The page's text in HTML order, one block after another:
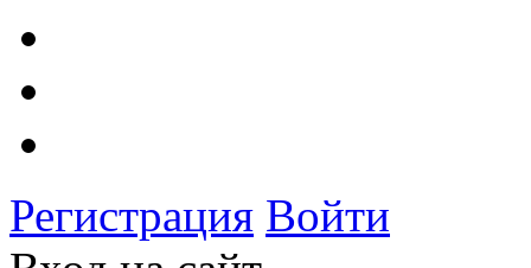
Регистрация Войти